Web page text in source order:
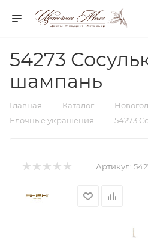
54273
шампань
Главная — Каталог —
Елочные украшения — 54273
Артикул: